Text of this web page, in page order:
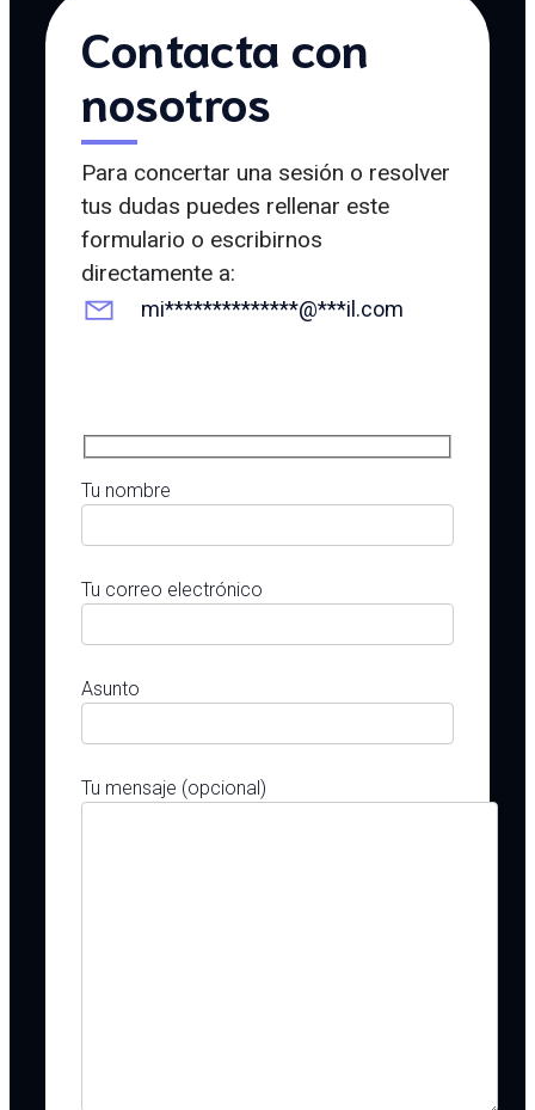
Contacta con
nosotros
Para concertar una sesión o resolver
tus dudas puedes rellenar este
formulario o escribirnos
directamente a:
mi**************@***il.com
Tu nombre
Tu correo electrónico
Asunto
Tu mensaje (opcional)